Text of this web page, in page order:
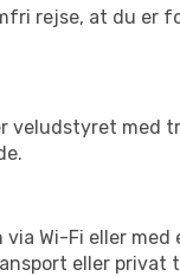
rejse, at du er
med
Wi-Fi eller
eller privat